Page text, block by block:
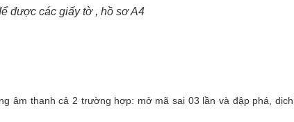
được các giấy tờ , hồ sơ A4
âm thanh cả 2 trường hợp: mở mã sai 03 lần và đập phá, dịch